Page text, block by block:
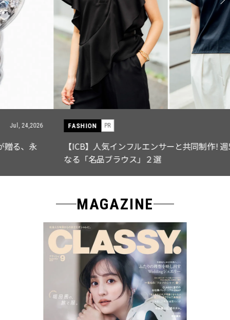
FASHION
【ICB】人気インフルエンサーと共同制作! 週5で着たく
なる「名品ブラウス」２選
MAGAZINE